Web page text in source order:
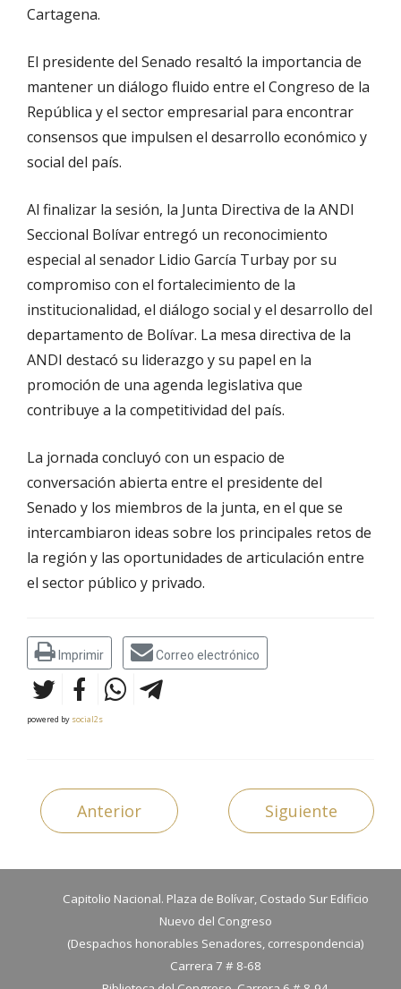
Cartagena.
El presidente del Senado resaltó la importancia de
mantener un diálogo fluido entre el Congreso de la
República y el sector empresarial para encontrar
consensos que impulsen el desarrollo económico y
social del país.
Al finalizar la sesión, la Junta Directiva de la ANDI
Seccional Bolívar entregó un reconocimiento
especial al senador Lidio García Turbay por su
compromiso con el fortalecimiento de la
institucionalidad, el diálogo social y el desarrollo del
departamento de Bolívar. La mesa directiva de la
ANDI destacó su liderazgo y su papel en la
promoción de una agenda legislativa que
contribuye a la competitividad del país.
La jornada concluyó con un espacio de
conversación abierta entre el presidente del
Senado y los miembros de la junta, en el que se
intercambiaron ideas sobre los principales retos de
la región y las oportunidades de articulación entre
el sector público y privado.
Imprimir Correo electrónico
powered by social2s
Anterior Siguiente
Capitolio Nacional. Plaza de Bolívar, Costado Sur Edificio
Nuevo del Congreso
(Despachos honorables Senadores, correspondencia)
Carrera 7 # 8-68